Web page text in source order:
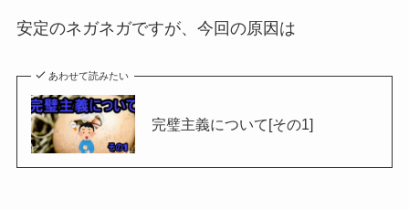
安定のネガネガですが、今回の原因は
あわせて読みたい
完璧主義について[その1]